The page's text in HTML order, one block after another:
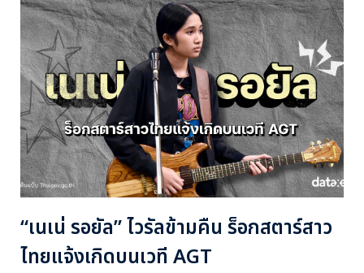
“เนเน่ รอยัล” ไวรัลข้ามคืน ร็อกสตาร์สาว
ไทยแจ้งเกิดบนเวที AGT